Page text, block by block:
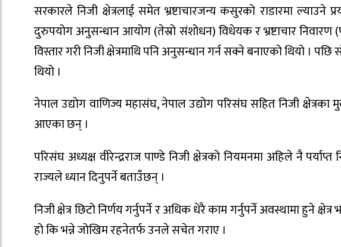
सरकारले निजी क्षेत्रलाई समेत भ्रष्टाचारजन्य कसुरको राडारमा
दुरुपयोग अनुसन्धान आयोग (तेस्रो संशोधन) विधेयक र भ्रष्टाचार
विस्तार गरी निजी क्षेत्रमाथि पनि अनुसन्धान गर्न सक्ने बनाएको थियो ।
थियो ।
नेपाल उद्योग वाणिज्य महासंघ, नेपाल उद्योग परिसंघ सहित निजी
आएका छन् ।
परिसंघ अध्यक्ष वीरेन्द्रराज पाण्डे निजी क्षेत्रको नियमनमा अहिले नै
राज्यले ध्यान दिनुपर्ने बताउँछन् ।
निजी क्षेत्र छिटो निर्णय गर्नुपर्ने र अधिक धेरै काम गर्नुपर्ने अवस्थामा हुने
हो कि भन्ने जोखिम रहनेतर्फ उनले सचेत गराए ।